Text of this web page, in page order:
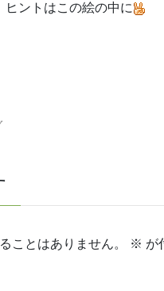
ントはこの絵の中に
ことはありません。 ※ が